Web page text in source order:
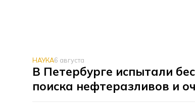
НАУКА6 августа
В Петербурге испытали
поиска нефтеразливов и